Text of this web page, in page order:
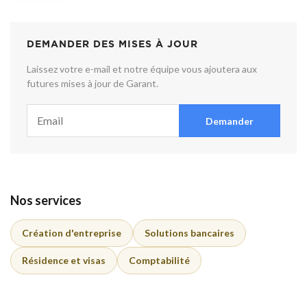
DEMANDER DES MISES À JOUR
Laissez votre e-mail et notre équipe vous ajoutera aux
futures mises à jour de Garant.
Demander
Nos services
Création d'entreprise Solutions bancaires
Résidence et visas Comptabilité